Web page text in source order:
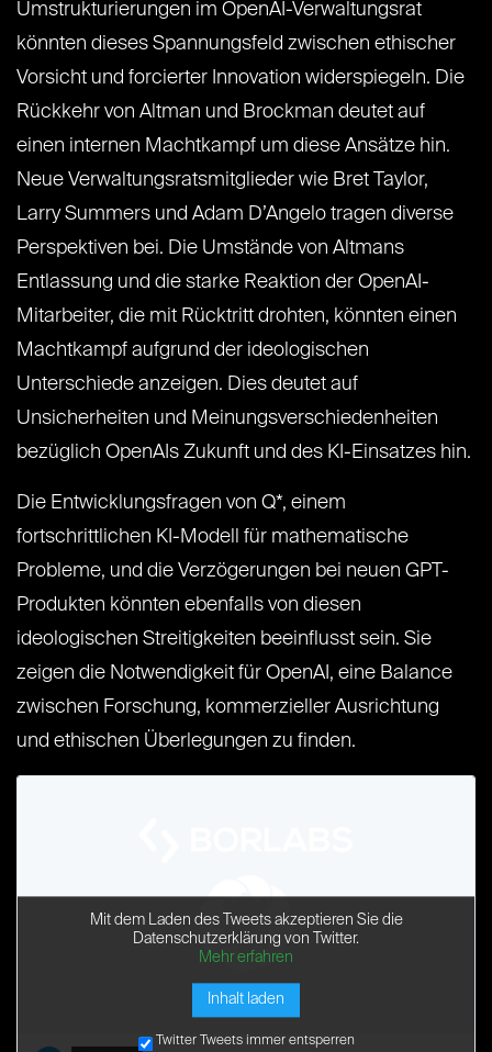
Umstrukturierungen im OpenAI-Verwaltungsrat
könnten dieses Spannungsfeld zwischen ethischer
Vorsicht und forcierter Innovation widerspiegeln. Die
Rückkehr von Altman und Brockman deutet auf
einen internen Machtkampf um diese Ansätze hin.
Neue Verwaltungsratsmitglieder wie Bret Taylor,
Larry Summers und Adam D’Angelo tragen diverse
Perspektiven bei. Die Umstände von Altmans
Entlassung und die starke Reaktion der OpenAI-
Mitarbeiter, die mit Rücktritt drohten, könnten einen
Machtkampf aufgrund der ideologischen
Unterschiede anzeigen. Dies deutet auf
Unsicherheiten und Meinungsverschiedenheiten
bezüglich OpenAIs Zukunft und des KI-Einsatzes hin.
Die Entwicklungsfragen von Q*, einem
fortschrittlichen KI-Modell für mathematische
Probleme, und die Verzögerungen bei neuen GPT-
Produkten könnten ebenfalls von diesen
ideologischen Streitigkeiten beeinflusst sein. Sie
zeigen die Notwendigkeit für OpenAI, eine Balance
zwischen Forschung, kommerzieller Ausrichtung
und ethischen Überlegungen zu finden.
Mit dem Laden des Tweets akzeptieren Sie die
Datenschutzerklärung von Twitter.
Mehr erfahren
Inhalt laden
Twitter Tweets immer entsperren